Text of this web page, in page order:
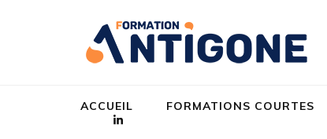
ACCUEIL FORMATIONS COURTES